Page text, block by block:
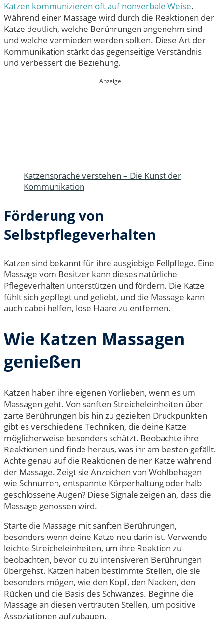
Katzen kommunizieren oft auf nonverbale Weise.
Während einer Massage wird durch die Reaktionen der
Katze deutlich, welche Berührungen angenehm sind
und welche vermieden werden sollten. Diese Art der
Kommunikation stärkt das gegenseitige Verständnis
und verbessert die Beziehung.
Anzeige
Katzensprache verstehen – Die Kunst der
Kommunikation
Förderung von
Selbstpflegeverhalten
Katzen sind bekannt für ihre ausgiebige Fellpflege. Eine
Massage vom Besitzer kann dieses natürliche
Pflegeverhalten unterstützen und fördern. Die Katze
fühlt sich gepflegt und geliebt, und die Massage kann
auch dabei helfen, lose Haare zu entfernen.
Wie Katzen Massagen
genießen
Katzen haben ihre eigenen Vorlieben, wenn es um
Massagen geht. Von sanften Streicheleinheiten über
zarte Berührungen bis hin zu gezielten Druckpunkten
gibt es verschiedene Techniken, die deine Katze
möglicherweise besonders schätzt. Beobachte ihre
Reaktionen und finde heraus, was ihr am besten gefällt.
Achte genau auf die Reaktionen deiner Katze während
der Massage. Zeigt sie Anzeichen von Wohlbehagen
wie Schnurren, entspannte Körperhaltung oder halb
geschlossene Augen? Diese Signale zeigen an, dass die
Massage genossen wird.
Starte die Massage mit sanften Berührungen,
besonders wenn deine Katze neu darin ist. Verwende
leichte Streicheleinheiten, um ihre Reaktion zu
beobachten, bevor du zu intensiveren Berührungen
übergehst. Katzen haben bestimmte Stellen, die sie
besonders mögen, wie den Kopf, den Nacken, den
Rücken und die Basis des Schwanzes. Beginne die
Massage an diesen vertrauten Stellen, um positive
Assoziationen aufzubauen.